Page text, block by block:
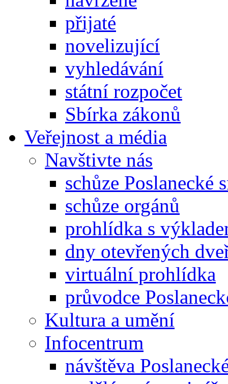
přijaté
novelizující
vyhledávání
státní rozpočet
Sbírka zákonů
Veřejnost a média
Navštivte nás
schůze Poslanecké
schůze orgánů
prohlídka s
dny otevřených
virtuální prohlídka
průvodce
Kultura a umění
Infocentrum
návštěva